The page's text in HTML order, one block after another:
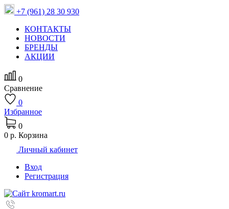
+7 (961) 28 30 930
КОНТАКТЫ
НОВОСТИ
БРЕНДЫ
АКЦИИ
0
Сравнение
0
Избранное
0
0 р. Корзина
Личный кабинет
Вход
Регистрация